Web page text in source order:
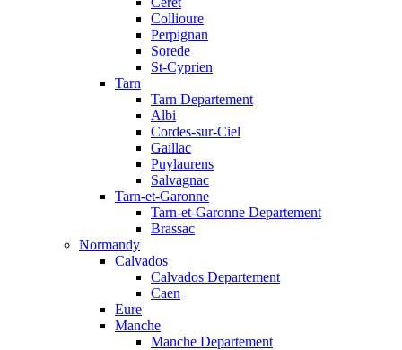
Collioure
Perpignan
Sorede
St-Cyprien
Tarn
Tarn Departement
Albi
Cordes-sur-Ciel
Gaillac
Puylaurens
Salvagnac
Tarn-et-Garonne
Tarn-et-Garonne Departement
Brassac
Normandy
Calvados
Calvados Departement
Caen
Eure
Manche
Manche Departement